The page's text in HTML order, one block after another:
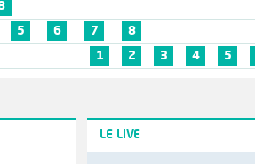
5 6 7
8
1
2 3 4 5
LE LIVE